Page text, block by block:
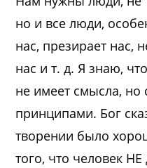
но и все люди,
нас, презирает нас,
нас и т. д. Я знаю,
не имеет смысла, но
принципами. Бог
творении было
того, что человек